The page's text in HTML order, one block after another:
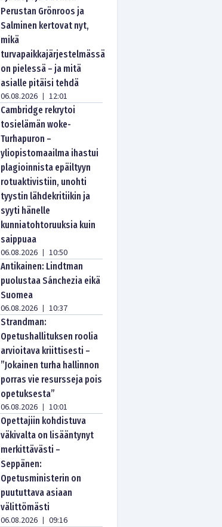
Perustan Grönroos ja
Salminen kertovat nyt,
mikä
turvapaikkajärjestelmässä
on pielessä – ja mitä
asialle pitäisi tehdä
06.08.2026 | 12:01
Cambridge rekrytoi
tosielämän woke-
Turhapuron –
yliopistomaailma ihastui
plagioinnista epäiltyyn
rotuaktivistiin, unohti
tyystin lähdekritiikin ja
syyti hänelle
kunniatohtoruuksia kuin
saippuaa
06.08.2026 | 10:50
Antikainen: Lindtman
puolustaa Sánchezia eikä
Suomea
06.08.2026 | 10:37
Strandman:
Opetushallituksen roolia
arvioitava kriittisesti –
”Jokainen turha hallinnon
porras vie resursseja pois
opetuksesta”
06.08.2026 | 10:01
Opettajiin kohdistuva
väkivalta on lisääntynyt
merkittävästi –
Seppänen:
Opetusministerin on
puututtava asiaan
välittömästi
06.08.2026 | 09:16